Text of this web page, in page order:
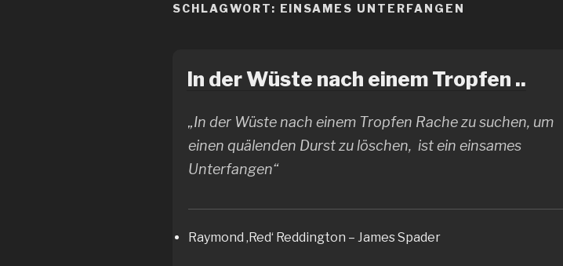
SCHLAGWORT: EINSAMES UNTERFANGEN
In der Wüste nach einem Tropfen ..
„In der Wüste nach einem Tropfen Rache zu suchen, um
einen quälenden Durst zu löschen, ist ein einsames
Unterfangen“
Raymond ‚Red‘ Reddington – James Spader